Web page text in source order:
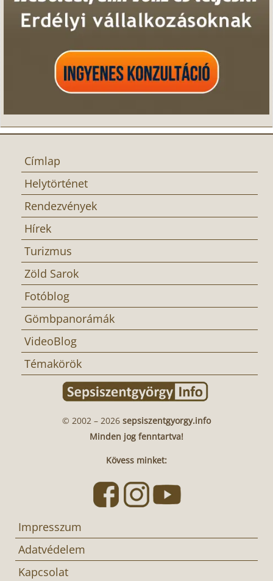
Címlap
Helytörténet
Rendezvények
Hírek
Turizmus
Zöld Sarok
Fotóblog
Gömbpanorámák
VideoBlog
Témakörök
© 2002 – 2026 sepsiszentgyorgy.info
Minden jog fenntartva!
Kövess minket:
Impresszum
Adatvédelem
Kapcsolat